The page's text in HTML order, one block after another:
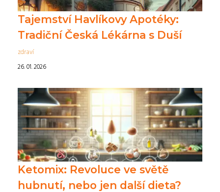
Tajemství Havlíkovy Apotéky:
Tradiční Česká Lékárna s Duší
zdraví
26. 01. 2026
Ketomix: Revoluce ve světě
hubnutí, nebo jen další dieta?